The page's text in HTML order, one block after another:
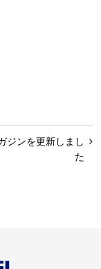
ジンを更新しまし
た